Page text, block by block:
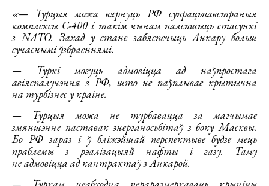
«— Турцыя можа вярнуць РФ супрацьпаветраныя
комплексы С-400 і такім чынам палепшыць стасункі
з NATO. Захад у стане забяспечыць Анкару больш
сучаснымі ўзбраеннямі.
— Туркі могуць адмовіцца ад наўпростага
авіяспалучэння з РФ, што не паўплывае крытычна
на турбізнес у краіне.
— Турцыя можа не турбавацца за магчымае
змяншэнне паставак энерганосьбітаў з боку Масквы.
Бо РФ зараз і ў бліжэйшай перспектыве будзе мець
праблемы з рэалізацыяй нафты і газу. Таму
не адмовіцца ад кантрактаў з Анкарой.